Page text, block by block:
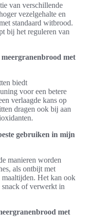
van verschillende
vezelgehalte en
standaard witbrood.
bij het reguleren van
met
biedt
voor een betere
verlaagde kans op
dragen ook bij aan
gebruiken in mijn
manieren worden
als ontbijt met
Het kan ook
snack of verwerkt in
met